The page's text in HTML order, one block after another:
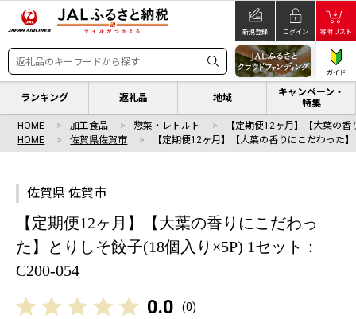
新規登録 ログイン 寄附リスト
ガイド
ランキング 返礼品 地域
キャンペーン・
特集
HOME 加工食品 惣菜・レトルト
【定期便12ヶ月】【大葉の
HOME
佐賀県佐賀市 【定期便12ヶ月】【大葉の香りにこだわった
佐賀県 佐賀市
【定期便12ヶ月】【大葉の香りにこだわっ
た】とりしそ餃子(18個入り×5P) 1セット：
C200-054
0.0 (0)